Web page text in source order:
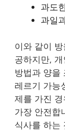
과도
과일
이와 같이
공하지만,
방법과 양을
레르기 가능
제를 가진
가장 안전합
식사를 하는